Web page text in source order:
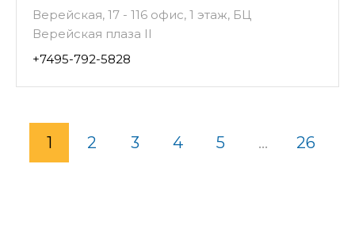
Верейская, 17 - 116 офис, 1 этаж, БЦ
Верейская плаза II
+7495-792-5828
1 2 3 4 5 ... 26